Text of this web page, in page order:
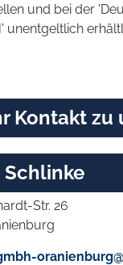
und bei der
unentgeltlich
Kontakt zu
Str. 26